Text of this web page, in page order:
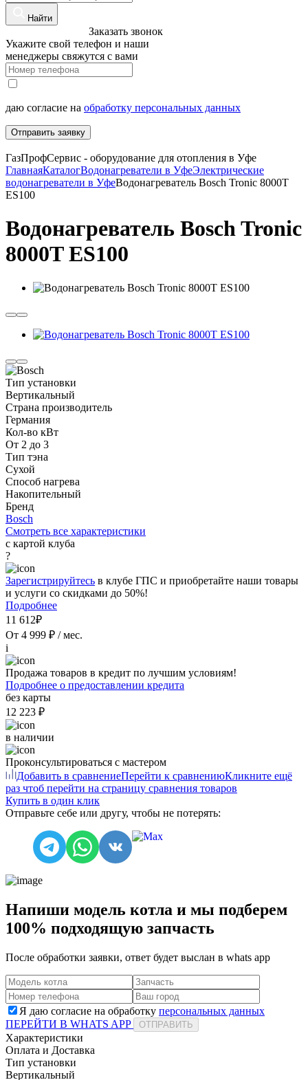
Найти
Заказать звонок
Укажите свой телефон и наши
менеджеры свяжутся с вами
даю согласие на обработку персональных данных
Отправить заявку
ГазПрофСервис - оборудование для отопления в Уфе
ГлавнаяКаталогВодонагреватели в УфеЭлектрические
водонагреватели в УфеВодонагреватель Bosch Tronic 8000T
ES100
Водонагреватель Bosch Tronic
8000T ES100
Тип установки
Вертикальный
Страна производитель
Германия
Кол-во кВт
От 2 до 3
Тип тэна
Сухой
Способ нагрева
Накопительный
Бренд
Bosch
Смотреть все характеристики
с картой клуба
?
Зарегистрируйтесь в клубе ГПС и приобретайте наши товары
и услуги со скидками до 50%!
Подробнее
11 612₽
От 4 999 ₽ / мес.
i
Продажа товаров в кредит по лучшим условиям!
Подробнее о предоставлении кредита
без карты
12 223 ₽
в наличии
Проконсультироваться с мастером
Добавить в сравнениеПерейти к сравнениюКликните ещё
раз чтоб перейти на страницу сравнения товаров
Купить в один клик
Отправьте себе или другу, чтобы не потерять:
Напиши модель котла и мы подберем
100% подходящую запчасть
После обработки заявки, ответ будет выслан в whats app
Я даю согласие на обработку персональных данных
ПЕРЕЙТИ В WHATS APP
ОТПРАВИТЬ
Характеристики
Оплата и Доставка
Тип установки
Вертикальный